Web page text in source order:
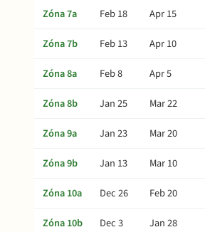
Zóna 7a
Feb 18 Apr 15
Zóna 7b
Feb 13 Apr 10
Zóna 8a
Feb 8 Apr 5
Zóna 8b
Jan 25 Mar 22
Zóna 9a
Jan 23 Mar 20
Zóna 9b
Jan 13 Mar 10
Zóna 10a
Dec 26 Feb 20
Zóna 10b
Dec 3 Jan 28